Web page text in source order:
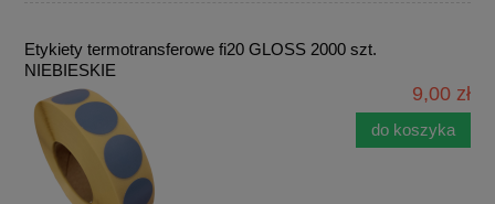
Etykiety termotransferowe fi20 GLOSS 2000 szt.
NIEBIESKIE
9,00 zł
do koszyka